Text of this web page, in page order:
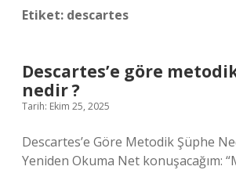
Etiket: descartes
Descartes’e göre
nedir ?
Tarih: Ekim 25, 2025
Descartes’e Göre Metodik Şüphe
Yeniden Okuma Net konuşacağım: